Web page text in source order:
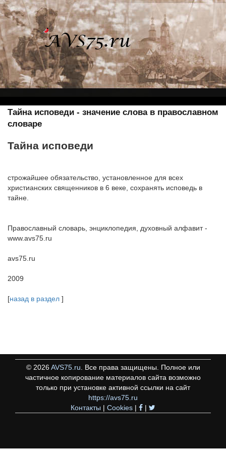
Тайна исповеди - значение слова в православном
словаре
Тайна исповеди
строжайшее обязательство, установленное для всех
христианских священников в 6 веке, сохранять исповедь в
тайне.
Православный словарь, энциклопедия, духовный алфавит -
www.avs75.ru
avs75.ru
2009
[назад в раздел ]
© 2026 AVS75.ru . Все права защищены. Полное или
частичное копирование материалов сайта возможно
только при установке активной ссылки на сайт
https://avs75.ru
Контакты | Cookies | |